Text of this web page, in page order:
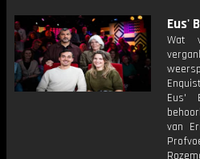
Eus'
Wat
Eus'
van